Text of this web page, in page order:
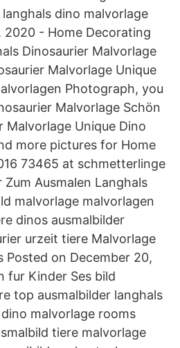
dino malvorlage
2020 - Home Decorating
Dinosaurier Malvorlage
Malvorlage Unique
Photograph, you
Malvorlage Schön
Malvorlage Unique Dino
more pictures for Home
73465 at schmetterlinge
Ausmalen Langhals
malvorlage malvorlagen
dinos ausmalbilder
urzeit tiere Malvorlage
Posted on December 20,
fur Kinder Ses bild
top ausmalbilder langhals
malvorlage rooms
tiere malvorlage